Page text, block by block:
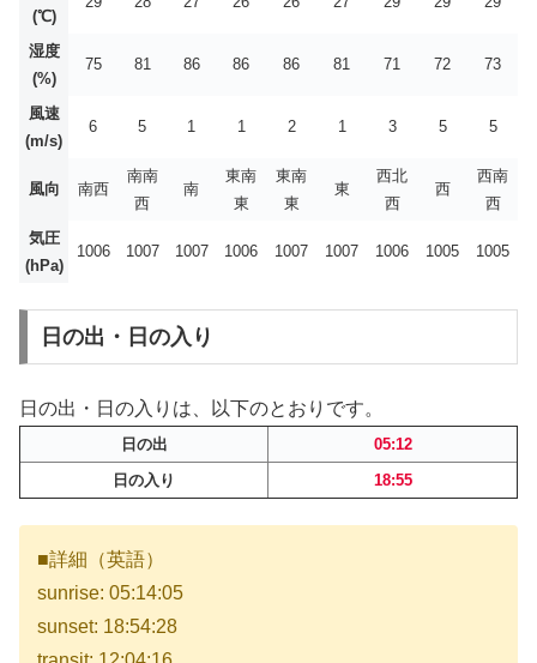
(℃)
湿度
(%)
75 81 86 86 86 81 71 72 73
風速
(m/s)
6 5 1 1 2 1 3 5 5
風向 南西
南南
西
南
東南
東
東南
東
東
西北
西
西
西南
西
気圧
(hPa)
1006 1007 1007 1006 1007 1007 1006 1005 1005
日の出・日の入り
日の出・日の入りは、以下のとおりです。
日の出
05:12
日の入り
18:55
■詳細（英語）
sunrise: 05:14:05
sunset: 18:54:28